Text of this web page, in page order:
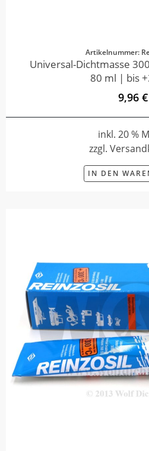
Artikelnummer:
Universal-Dichtmasse
80 ml | bis
9,96 €
inkl. 20 %
zzgl.
IN DEN